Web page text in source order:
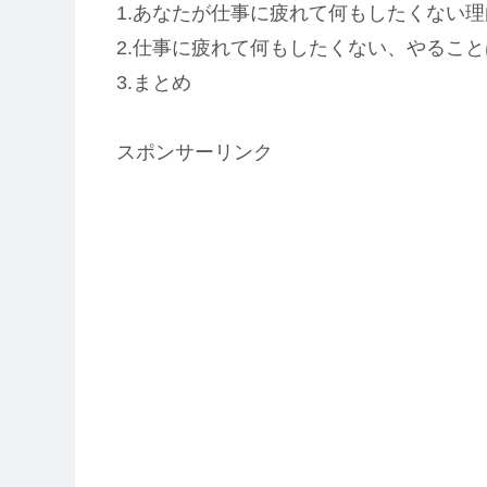
1.あなたが仕事に疲れて何もしたくない
2.仕事に疲れて何もしたくない、やるこ
3.まとめ
スポンサーリンク